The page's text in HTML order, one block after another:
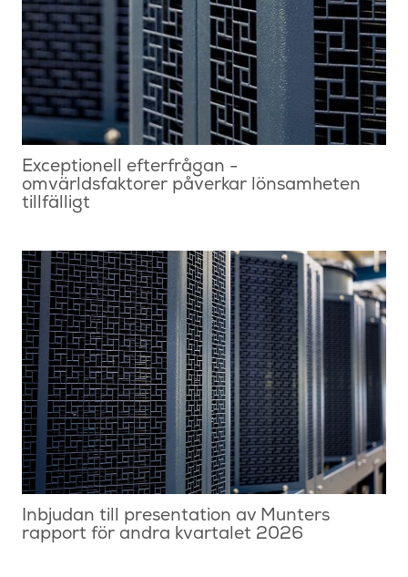
Exceptionell efterfrågan -
omvärldsfaktorer påverkar lönsamheten
tillfälligt
Inbjudan till presentation av Munters
rapport för andra kvartalet 2026